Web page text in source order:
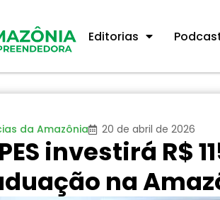
Editorias
da Amazônia 20 de abril de 2026
investirá R$
na